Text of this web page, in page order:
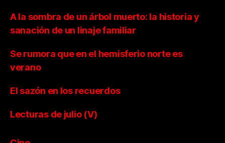
A la sombra de un árbol muerto: la historia y
sanación de un linaje familiar
Se rumora que en el hemisferio norte es
verano
El sazón en los recuerdos
Lecturas de julio (V)